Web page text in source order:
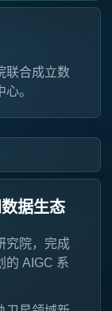
联合成立数
。
据生态
究院，完成
的 AIGC 系